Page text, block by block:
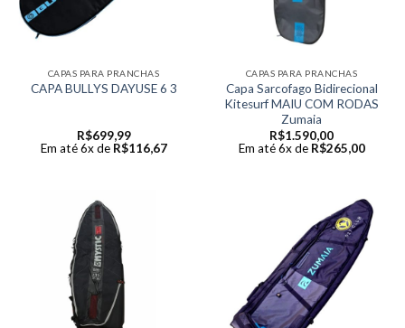
CAPAS PARA PRANCHAS
CAPA BULLYS DAYUSE 6 3
R$699,99
Em até 6x de R$116,67
CAPAS PARA PRANCHAS
Capa Sarcofago Bidirecional
Kitesurf MAIU COM RODAS
Zumaia
R$1.590,00
Em até 6x de R$265,00